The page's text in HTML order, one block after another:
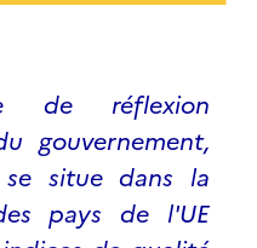
de réflexion
gouvernement,
se situe dans la
pays de l'UE